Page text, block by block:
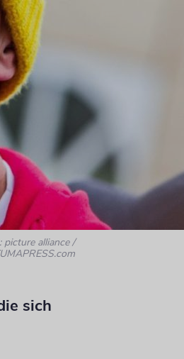
picture alliance /
sich